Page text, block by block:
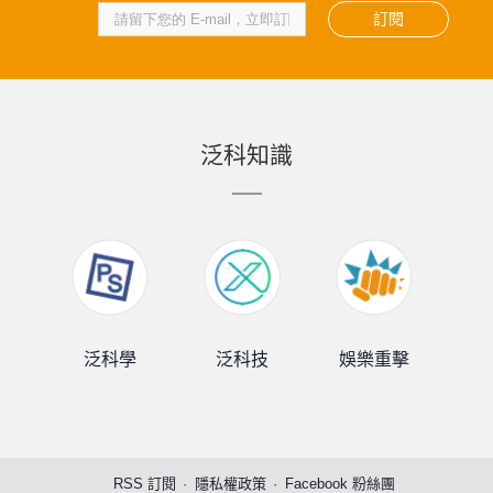
訂閱
泛科知識
泛科學 泛科技 娛樂重擊
RSS 訂閱 隱私權政策 Facebook 粉絲團